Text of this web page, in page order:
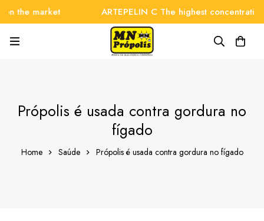
market ARTEPELIN C The highest concentration
Própolis é usada contra gordura no
fígado
Home Saúde Própolis é usada contra gordura no fígado